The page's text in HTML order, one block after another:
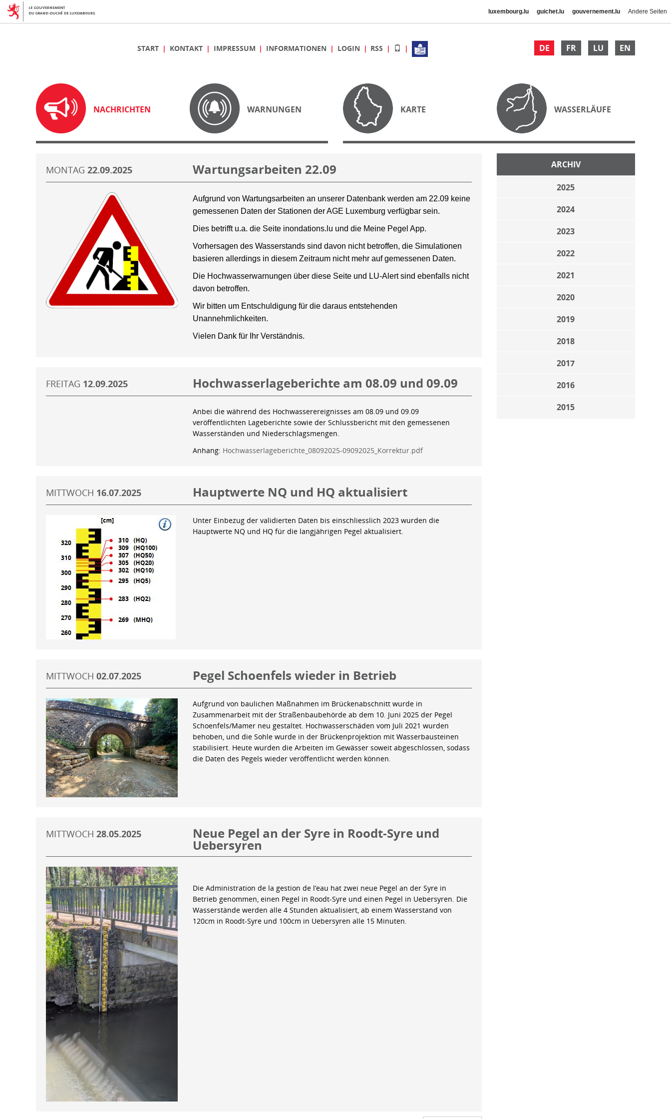
luxembourg.lu guichet.lu gouvernement.lu Andere Seiten
DE FR LU EN
START KONTAKT IMPRESSUM INFORMATIONEN LOGIN RSS
NACHRICHTEN WARNUNGEN KARTE WASSERLÄUFE
ARCHIV
2025
2024
2023
2022
2021
2020
2019
2018
2017
2016
2015
MONTAG 22.09.2025 Wartungsarbeiten 22.09
Aufgrund von Wartungsarbeiten an unserer Datenbank werden am 22.09 keine
gemessenen Daten der Stationen der AGE Luxemburg verfügbar sein.
Dies betrifft u.a. die Seite inondations.lu und die Meine Pegel App.
Vorhersagen des Wasserstands sind davon nicht betroffen, die Simulationen
basieren allerdings in diesem Zeitraum nicht mehr auf gemessenen Daten.
Die Hochwasserwarnungen über diese Seite und LU-Alert sind ebenfalls nicht
davon betroffen.
Wir bitten um Entschuldigung für die daraus entstehenden
Unannehmlichkeiten.
Vielen Dank für Ihr Verständnis.
FREITAG 12.09.2025 Hochwasserlageberichte am 08.09 und 09.09
Anbei die während des Hochwasserereignisses am 08.09 und 09.09
veröffentlichten Lageberichte sowie der Schlussbericht mit den gemessenen
Wasserständen und Niederschlagsmengen.
Anhang: Hochwasserlageberichte_08092025-09092025_Korrektur.pdf
MITTWOCH 16.07.2025 Hauptwerte NQ und HQ aktualisiert
Unter Einbezug der validierten Daten bis einschliesslich 2023 wurden die
Hauptwerte NQ und HQ für die langjährigen Pegel aktualisiert.
MITTWOCH 02.07.2025 Pegel Schoenfels wieder in Betrieb
Aufgrund von baulichen Maßnahmen im Brückenabschnitt wurde in
Zusammenarbeit mit der Straßenbaubehörde ab dem 10. Juni 2025 der Pegel
Schoenfels/Mamer neu gestaltet. Hochwasserschäden vom Juli 2021 wurden
behoben, und die Sohle wurde in der Brückenprojektion mit Wasserbausteinen
stabilisiert. Heute wurden die Arbeiten im Gewässer soweit abgeschlossen, sodass
die Daten des Pegels wieder veröffentlicht werden können.
MITTWOCH 28.05.2025 Neue Pegel an der Syre in Roodt-Syre und
Uebersyren
Die Administration de la gestion de l’eau hat zwei neue Pegel an der Syre in
Betrieb genommen, einen Pegel in Roodt-Syre und einen Pegel in Uebersyren. Die
Wasserstände werden alle 4 Stunden aktualisiert, ab einem Wasserstand von
120cm in Roodt-Syre und 100cm in Uebersyren alle 15 Minuten.